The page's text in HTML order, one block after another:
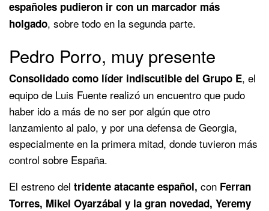
españoles pudieron ir con un marcador más
holgado, sobre todo en la segunda parte.
Pedro Porro, muy presente
Consolidado como líder indiscutible del Grupo E, el
equipo de Luis Fuente realizó un encuentro que pudo
haber ido a más de no ser por algún que otro
lanzamiento al palo, y por una defensa de Georgia,
especialmente en la primera mitad, donde tuvieron más
control sobre España.
El estreno del tridente atacante español, con Ferran
Torres, Mikel Oyarzábal y la gran novedad, Yeremy